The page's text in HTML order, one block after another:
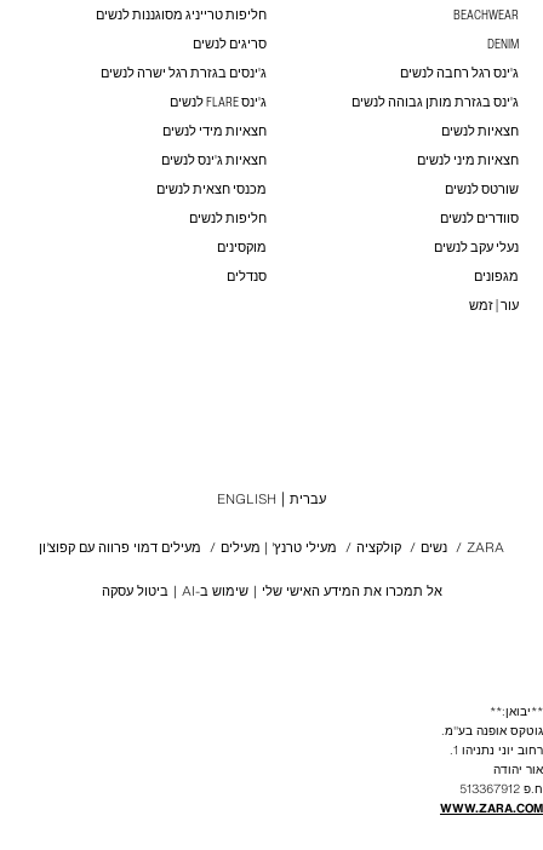
BEACHWEAR
חליפות טרייניג מסוגננות לנשים
DENIM
סריגים לנשים
ג'ינס רגל רחבה לנשים
ג'ינסים בגזרת רגל ישרה לנשים
ג'ינס בגזרת מותן גבוהה לנשים
ג'ינס FLARE לנשים
חצאיות לנשים
חצאיות מידי לנשים
חצאיות מיני לנשים
חצאיות ג'ינס לנשים
שורטס לנשים
מכנסי חצאית לנשים
סוודרים לנשים
חליפות לנשים
נעלי עקב לנשים
מוקסינים
מגפונים
סנדלים
עור | זמש
אל תמכרו את המידע האישי שלי שימוש ב-AI ביטול עסקה
ZARA
/ נשים / קולקציה / מעילי טרנץ' | מעילים / מעילים דמוי פרווה עם קפוצ'ון
עברית ENGLISH
**יבואן:**
גוטקס אופנה בע"מ.
רחוב יוני נתניהו 1.
אור יהודה
ח.פ 513367912
WWW.ZARA.COM